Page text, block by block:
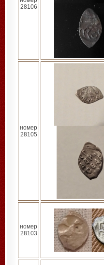
28106
номер
28105
номер
28103